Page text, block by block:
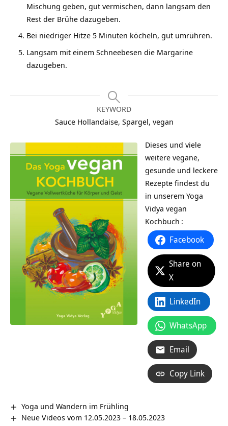
Mischung geben, gut vermischen, dann langsam den
Rest der Brühe dazugeben.
Bei niedriger Hitze 5 Minuten köcheln, gut umrühren.
Langsam mit einem Schneebesen die Margarine
dazugeben.
KEYWORD
Sauce Hollandaise, Spargel, vegan
Dieses und viele
weitere vegane,
gesunde und leckere
Rezepte findest du
in unserem Yoga
Vidya vegan
Kochbuch :
Facebook
Share on
X
LinkedIn
WhatsApp
Email
Copy Link
Yoga und Wandern im Frühling
Neue Videos vom 12.05.2023 – 18.05.2023